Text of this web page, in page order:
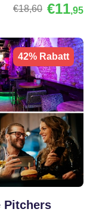
€18,60 €11,95
42% Rabatt
Pitchers